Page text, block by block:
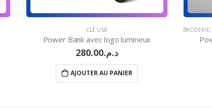
CLÉ USB
Power Bank avec logo lumineux
د.م.280.00
AJOUTER AU PANIER
BRODERIE,